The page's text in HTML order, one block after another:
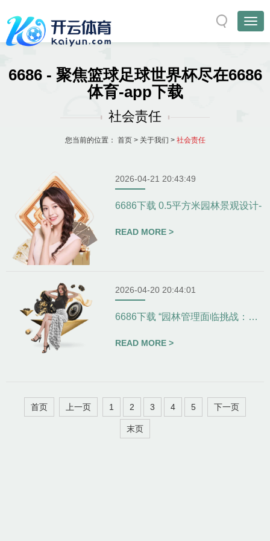
6686 - 聚焦篮球足球世界杯尽在6686
体育-app下载
社会责任
您当前的位置： 首页> 关于我们 > 社会责任
2026-04-21 20:43:49
6686下载 0.5平方米园林景观设计-
READ MORE >
2026-04-20 20:44:01
6686下载 “园林管理面临挑战：城市绿化亟待改进”-
READ MORE >
首页 上一页 1 2 3 4 5 下一页
末页